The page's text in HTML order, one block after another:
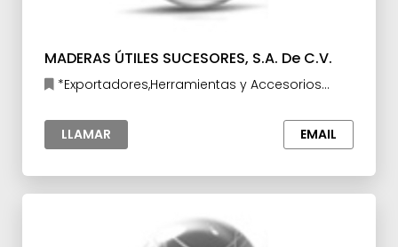
MADERAS ÚTILES SUCESORES, S.A. De C.V.
*Exportadores,Herramientas y Accesorios
LLAMAR
EMAIL